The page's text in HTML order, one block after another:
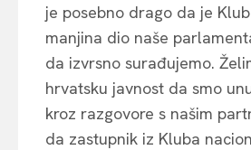
je posebno drago da je
manjina dio naše
da izvrsno surađujemo.
hrvatsku javnost da smo
kroz razgovore s našim
da zastupnik iz Kluba